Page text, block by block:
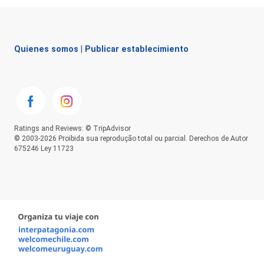
Quienes somos Publicar establecimiento
Ratings and Reviews: © TripAdvisor
© 2003-2026 Proibida sua reprodução total ou parcial. Derechos de Autor
675246 Ley 11723